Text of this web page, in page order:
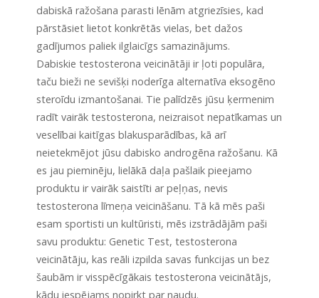
dabiskā ražošana parasti lēnām atgriezīsies, kad
pārstāsiet lietot konkrētās vielas, bet dažos
gadījumos paliek ilglaicīgs samazinājums.
Dabiskie testosterona veicinātāji ir ļoti populāra,
taču bieži ne sevišķi noderīga alternatīva eksogēno
steroīdu izmantošanai. Tie palīdzēs jūsu ķermenim
radīt vairāk testosterona, neizraisot nepatīkamas un
veselībai kaitīgas blakusparādības, kā arī
neietekmējot jūsu dabisko androgēna ražošanu. Kā
es jau pieminēju, lielākā daļa pašlaik pieejamo
produktu ir vairāk saistīti ar peļņas, nevis
testosterona līmeņa veicināšanu. Tā kā mēs paši
esam sportisti un kultūristi, mēs izstrādājām paši
savu produktu: Genetic Test, testosterona
veicinātāju, kas reāli izpilda savas funkcijas un bez
šaubām ir visspēcīgākais testosterona veicinātājs,
kādu iespējams nopirkt par naudu.